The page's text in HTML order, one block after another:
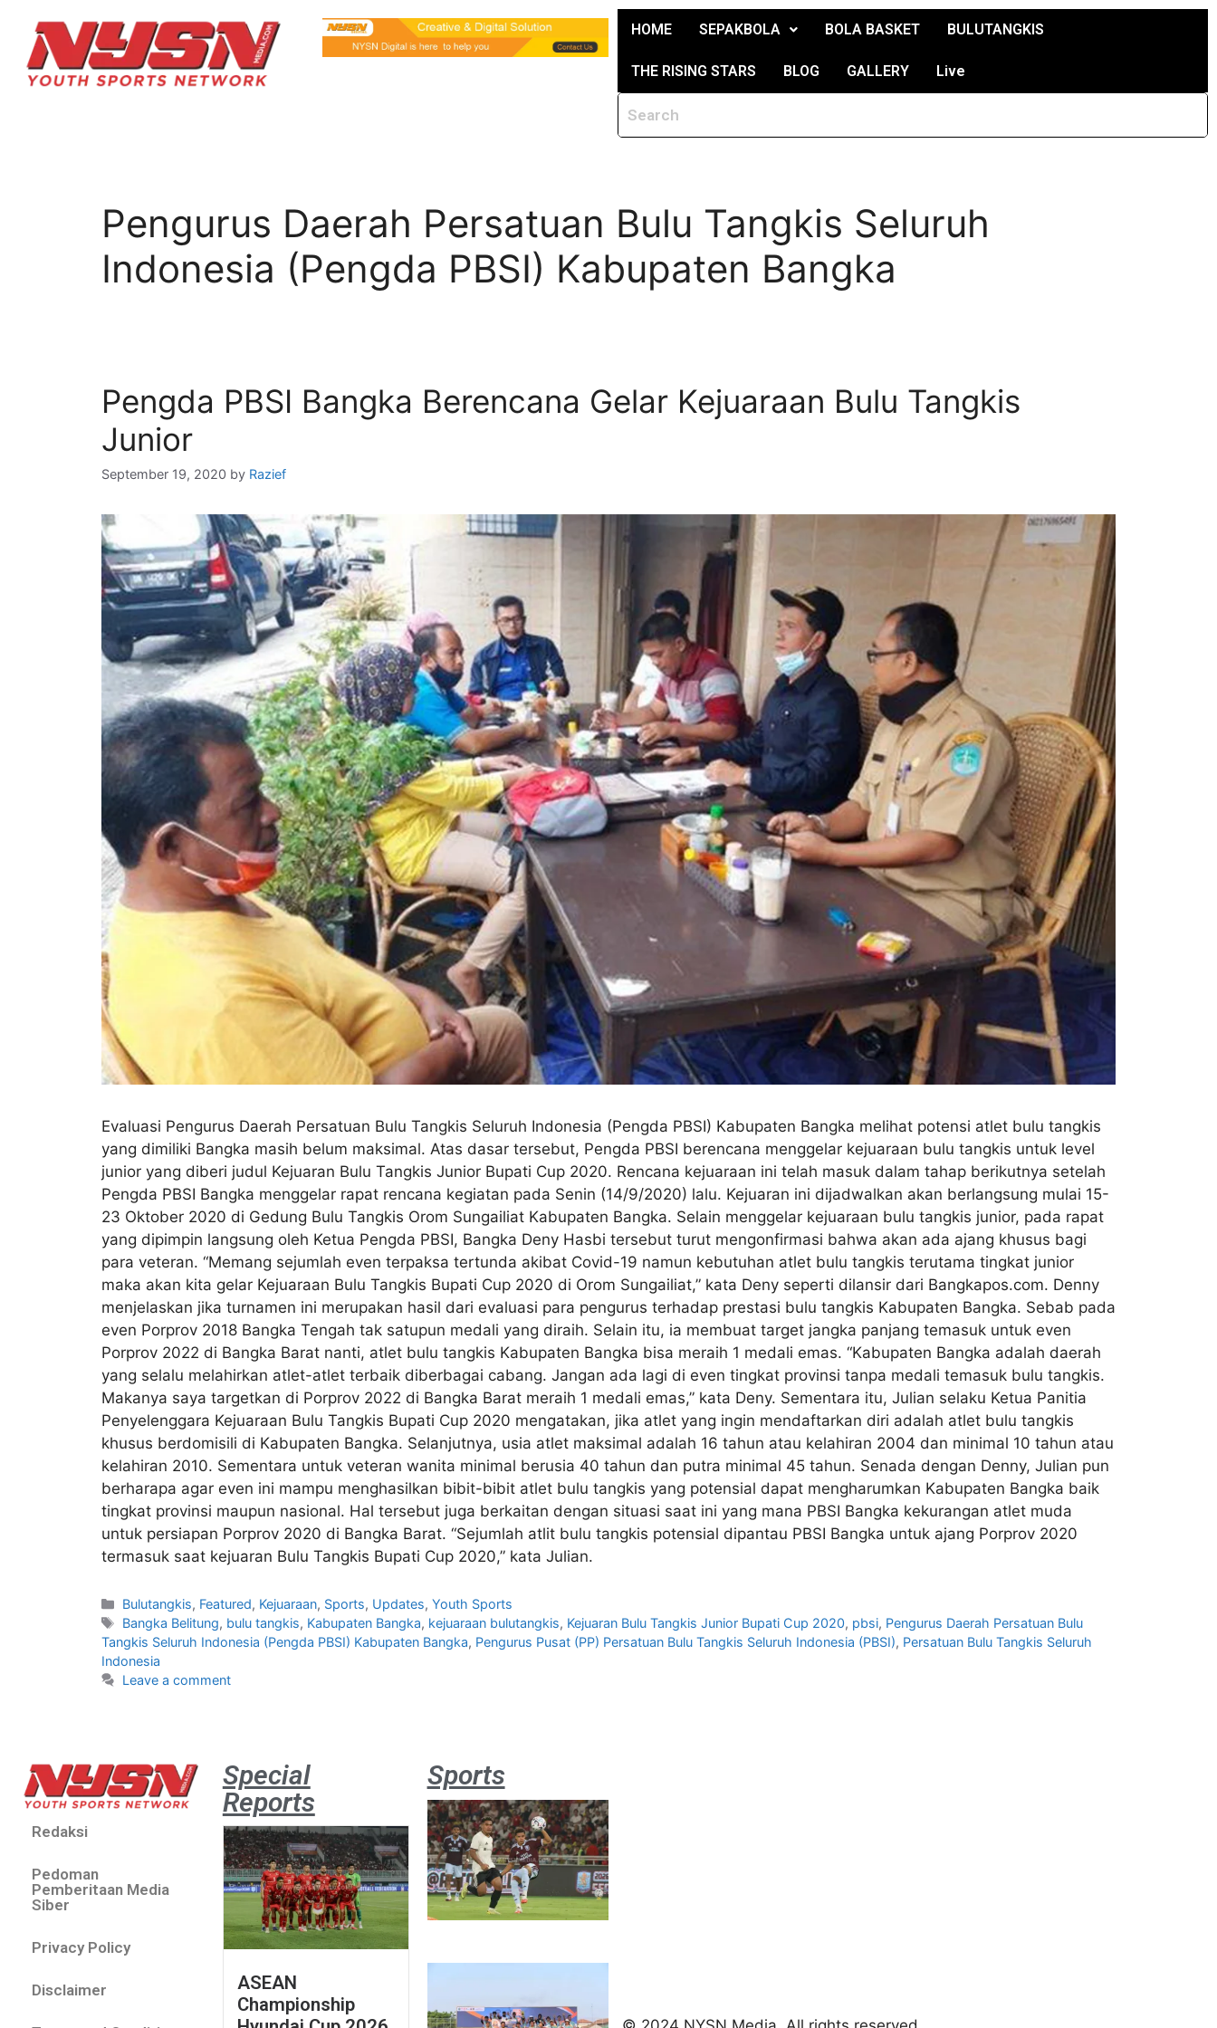
HOME SEPAKBOLA BOLA BASKET BULUTANGKIS
THE RISING STARS BLOG GALLERY Live
Pengurus Daerah Persatuan Bulu Tangkis Seluruh
Indonesia (Pengda PBSI) Kabupaten Bangka
Pengda PBSI Bangka Berencana Gelar Kejuaraan Bulu Tangkis
Junior
September 19, 2020 by Razief
Evaluasi Pengurus Daerah Persatuan Bulu Tangkis Seluruh Indonesia (Pengda PBSI) Kabupaten Bangka melihat potensi atlet bulu tangkis
yang dimiliki Bangka masih belum maksimal. Atas dasar tersebut, Pengda PBSI berencana menggelar kejuaraan bulu tangkis untuk level
junior yang diberi judul Kejuaran Bulu Tangkis Junior Bupati Cup 2020. Rencana kejuaraan ini telah masuk dalam tahap berikutnya setelah
Pengda PBSI Bangka menggelar rapat rencana kegiatan pada Senin (14/9/2020) lalu. Kejuaran ini dijadwalkan akan berlangsung mulai 15-
23 Oktober 2020 di Gedung Bulu Tangkis Orom Sungailiat Kabupaten Bangka. Selain menggelar kejuaraan bulu tangkis junior, pada rapat
yang dipimpin langsung oleh Ketua Pengda PBSI, Bangka Deny Hasbi tersebut turut mengonfirmasi bahwa akan ada ajang khusus bagi
para veteran. “Memang sejumlah even terpaksa tertunda akibat Covid-19 namun kebutuhan atlet bulu tangkis terutama tingkat junior
maka akan kita gelar Kejuaraan Bulu Tangkis Bupati Cup 2020 di Orom Sungailiat,” kata Deny seperti dilansir dari Bangkapos.com. Denny
menjelaskan jika turnamen ini merupakan hasil dari evaluasi para pengurus terhadap prestasi bulu tangkis Kabupaten Bangka. Sebab pada
even Porprov 2018 Bangka Tengah tak satupun medali yang diraih. Selain itu, ia membuat target jangka panjang temasuk untuk even
Porprov 2022 di Bangka Barat nanti, atlet bulu tangkis Kabupaten Bangka bisa meraih 1 medali emas. “Kabupaten Bangka adalah daerah
yang selalu melahirkan atlet-atlet terbaik diberbagai cabang. Jangan ada lagi di even tingkat provinsi tanpa medali temasuk bulu tangkis.
Makanya saya targetkan di Porprov 2022 di Bangka Barat meraih 1 medali emas,” kata Deny. Sementara itu, Julian selaku Ketua Panitia
Penyelenggara Kejuaraan Bulu Tangkis Bupati Cup 2020 mengatakan, jika atlet yang ingin mendaftarkan diri adalah atlet bulu tangkis
khusus berdomisili di Kabupaten Bangka. Selanjutnya, usia atlet maksimal adalah 16 tahun atau kelahiran 2004 dan minimal 10 tahun atau
kelahiran 2010. Sementara untuk veteran wanita minimal berusia 40 tahun dan putra minimal 45 tahun. Senada dengan Denny, Julian pun
berharapa agar even ini mampu menghasilkan bibit-bibit atlet bulu tangkis yang potensial dapat mengharumkan Kabupaten Bangka baik
tingkat provinsi maupun nasional. Hal tersebut juga berkaitan dengan situasi saat ini yang mana PBSI Bangka kekurangan atlet muda
untuk persiapan Porprov 2020 di Bangka Barat. “Sejumlah atlit bulu tangkis potensial dipantau PBSI Bangka untuk ajang Porprov 2020
termasuk saat kejuaran Bulu Tangkis Bupati Cup 2020,” kata Julian.
Bulutangkis, Featured, Kejuaraan, Sports, Updates,Youth Sports
Bangka Belitung, bulu tangkis, Kabupaten Bangka, kejuaraan bulutangkis, Kejuaran Bulu Tangkis Junior Bupati Cup 2020, pbsi, Pengurus Daerah Persatuan Bulu
Tangkis Seluruh Indonesia (Pengda PBSI) Kabupaten Bangka, Pengurus Pusat (PP) Persatuan Bulu Tangkis Seluruh Indonesia (PBSI), Persatuan Bulu Tangkis Seluruh
Indonesia
Leave a comment
Redaksi
Pedoman
Pemberitaan Media
Siber
Privacy Policy
Disclaimer
Special
Reports
ASEAN
Championship
Sports